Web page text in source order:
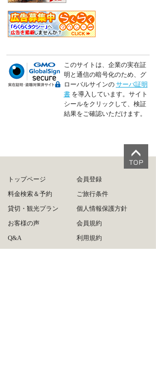
このサイトは、企業の実在証
明と通信の暗号化のため、グ
ローバルサインの サーバ証明
書を導入しています。サイト
シールをクリックして、検証
結果をご確認いただけます。
トップページ
料金検索＆予約
貸切・観光プラン
お客様の声
Q&A
会員登録
ご旅行条件
個人情報保護方針
会員規約
利用規約